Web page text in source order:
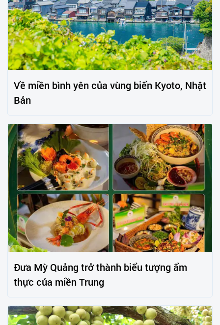
Về miền bình yên của vùng biển Kyoto, Nhật
Bản
Đưa Mỳ Quảng trở thành biểu tượng ẩm
thực của miền Trung